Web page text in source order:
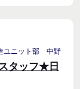
ユニット部 中野
タッフ★日